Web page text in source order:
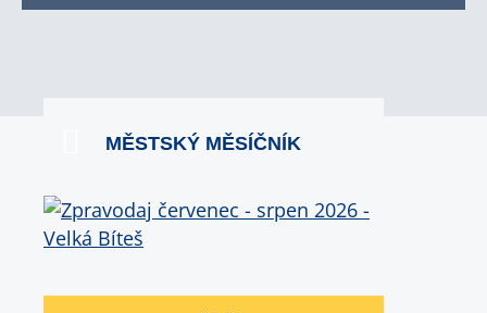
MĚSTSKÝ MĚSÍČNÍK